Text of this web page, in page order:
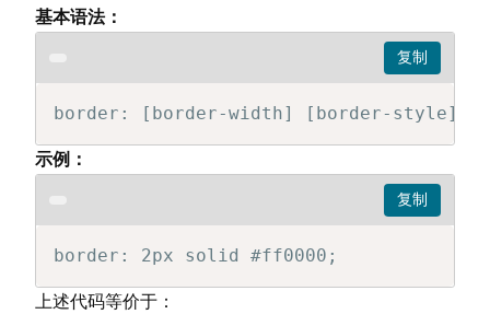
基本语法：
border: [border-width] [border-style]
示例：
border: 2px solid #ff0000;
上述代码等价于：